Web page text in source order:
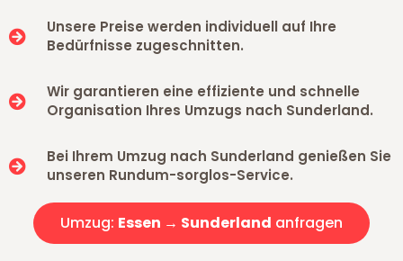
Unsere Preise werden individuell auf Ihre
Bedürfnisse zugeschnitten.
Wir garantieren eine effiziente und schnelle
Organisation Ihres Umzugs nach Sunderland.
Bei Ihrem Umzug nach Sunderland genießen Sie
unseren Rundum-sorglos-Service.
Umzug: Essen → Sunderland anfragen